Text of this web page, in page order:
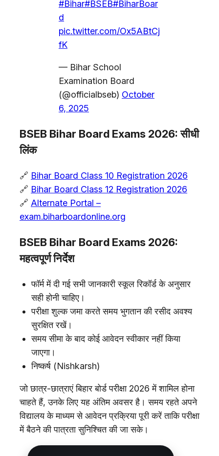
#Bihar#BSEB#BiharBoar
d
pic.twitter.com/Ox5ABtCj
fK
— Bihar School
Examination Board
(@officialbseb) October
6, 2025
BSEB Bihar Board Exams 2026: सीधी
लिंक
🔗 Bihar Board Class 10 Registration 2026
🔗 Bihar Board Class 12 Registration 2026
🔗 Alternate Portal –
exam.biharboardonline.org
BSEB Bihar Board Exams 2026:
महत्वपूर्ण निर्देश
फॉर्म में दी गई सभी जानकारी स्कूल रिकॉर्ड के अनुसार
सही होनी चाहिए।
परीक्षा शुल्क जमा करते समय भुगतान की रसीद अवश्य
सुरक्षित रखें।
समय सीमा के बाद कोई आवेदन स्वीकार नहीं किया
जाएगा।
निष्कर्ष (Nishkarsh)
जो छात्र-छात्राएं बिहार बोर्ड परीक्षा 2026 में शामिल होना
चाहते हैं, उनके लिए यह अंतिम अवसर है। समय रहते अपने
विद्यालय के माध्यम से आवेदन प्रक्रिया पूरी करें ताकि परीक्षा
में बैठने की पात्रता सुनिश्चित की जा सके।